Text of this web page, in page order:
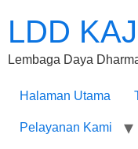
LDD KAJ
Lembaga Daya
Halaman Utama
Pelayanan Kami